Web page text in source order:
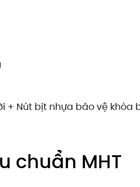
+ Nút bịt nhựa bảo vệ khóa
chuẩn MHT